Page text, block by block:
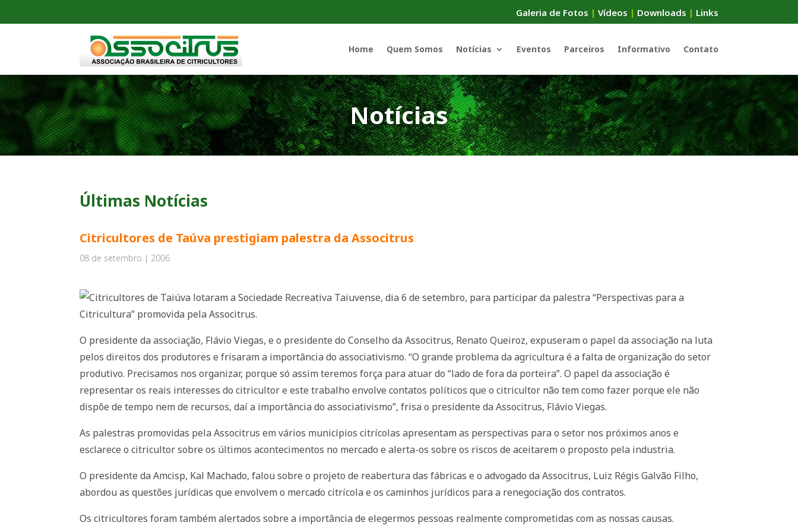
Galeria de Fotos | Vídeos | Downloads | Links
Home Quem Somos Notícias Eventos Parceiros Informativo Contato
Notícias
Últimas Notícias
Citricultores de Taúva prestigiam palestra da Associtrus
08 de setembro | 2006
Citricultores de Taiúva lotaram a Sociedade Recreativa Taiuvense, dia 6 de setembro, para participar da palestra “Perspectivas para a
Citricultura” promovida pela Associtrus.
O presidente da associação, Flávio Viegas, e o presidente do Conselho da Associtrus, Renato Queiroz, expuseram o papel da associação na luta
pelos direitos dos produtores e frisaram a importância do associativismo. “O grande problema da agricultura é a falta de organização do setor
produtivo. Precisamos nos organizar, porque só assim teremos força para atuar do “lado de fora da porteira”. O papel da associação é
representar os reais interesses do citricultor e este trabalho envolve contatos políticos que o citricultor não tem como fazer porque ele não
dispõe de tempo nem de recursos, daí a importância do associativismo”, frisa o presidente da Associtrus, Flávio Viegas.
As palestras promovidas pela Associtrus em vários municípios citrícolas apresentam as perspectivas para o setor nos próximos anos e
esclarece o citricultor sobre os últimos acontecimentos no mercado e alerta-os sobre os riscos de aceitarem o proposto pela industria.
O presidente da Amcisp, Kal Machado, falou sobre o projeto de reabertura das fábricas e o advogado da Associtrus, Luiz Régis Galvão Filho,
abordou as questões jurídicas que envolvem o mercado citrícola e os caminhos jurídicos para a renegociação dos contratos.
Os citricultores foram também alertados sobre a importância de elegermos pessoas realmente comprometidas com as nossas causas.